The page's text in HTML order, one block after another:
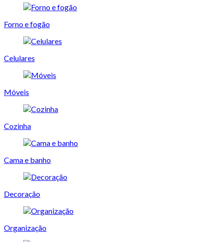
Forno e fogão
Celulares
Móveis
Cozinha
Cama e banho
Decoração
Organização